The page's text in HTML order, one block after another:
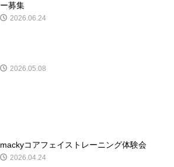
ー募集
2026.06.24
2026.05.08
mackyコアフェイストレーニング体験会
2026.04.24